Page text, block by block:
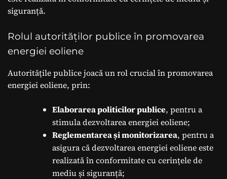
siguranță.
Rolul autorităților publice în promovarea
energiei eoliene
Autoritățile publice joacă un rol crucial în promovarea
energiei eoliene, prin:
Elaborarea politicilor publice, pentru a
stimula dezvoltarea energiei eoliene;
Reglementarea și monitorizarea, pentru a
asigura că dezvoltarea energiei eoliene este
realizată în conformitate cu cerințele de
mediu și siguranță;